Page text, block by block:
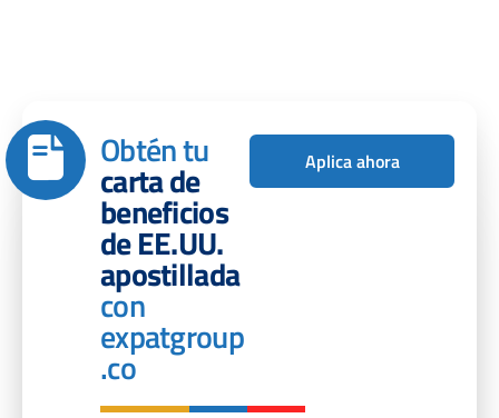
Obtén tu
carta de
beneficios
de EE.UU.
apostillada
con
expatgroup
.co
Aplica ahora